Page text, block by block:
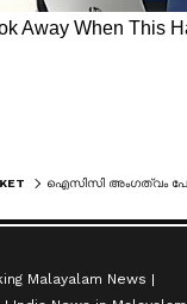
Malayalam News